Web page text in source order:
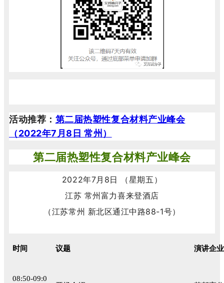
活动推荐： 第二届热塑性复合材料产业峰会
（2022年7月8日 常州）
第二届热塑性复合材料产业峰会
2022年7月8日 （星期五）
江苏 常州富力喜来登酒店
（江苏常州 新北区通江中路88-1号）
时间 议题 演讲企业
08:50-09:0